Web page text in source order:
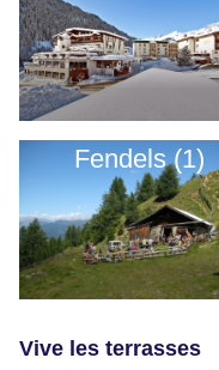
Fendels (1)
Vive les terrasses